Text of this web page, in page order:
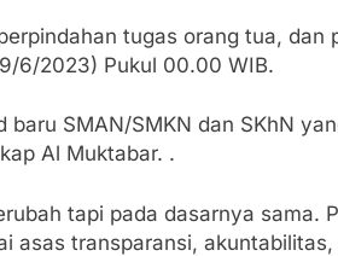
tugas orang tua, dan
6/2023) Pukul 00.00 WIB.
SMAN/SMKN dan SKhN
Al Muktabar. .
tapi pada dasarnya sama.
asas transparansi,